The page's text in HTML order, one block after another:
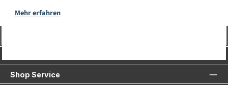
Mehr erfahren
Shop Service